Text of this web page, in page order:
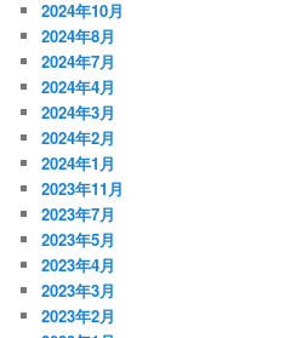
2024年10月
2024年8月
2024年7月
2024年4月
2024年3月
2024年2月
2024年1月
2023年11月
2023年7月
2023年5月
2023年4月
2023年3月
2023年2月